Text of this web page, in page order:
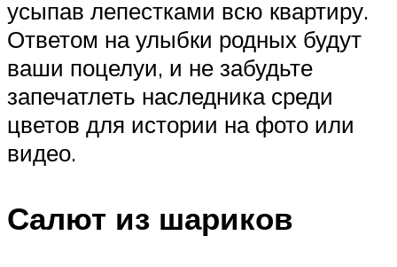
усыпав лепестками всю квартиру.
Ответом на улыбки родных будут
ваши поцелуи, и не забудьте
запечатлеть наследника среди
цветов для истории на фото или
видео.
Салют из шариков